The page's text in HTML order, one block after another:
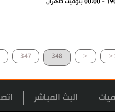
347 348 <
البث المباشر